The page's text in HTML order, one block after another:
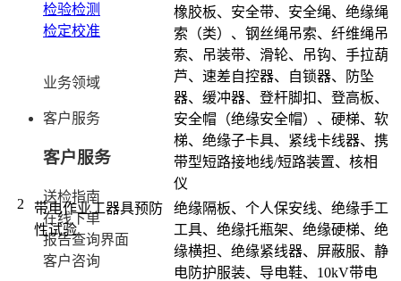
检验检测
检定校准
业务领域
客户服务
客户服务
送检指南
在线下单
报告查询界面
客户咨询
橡胶板、安全带、安全绳、绝缘绳
索（类）、钢丝绳吊索、纤维绳吊
索、吊装带、滑轮、吊钩、手拉葫
芦、速差自控器、自锁器、防坠
器、缓冲器、登杆脚扣、登高板、
安全帽（绝缘安全帽）、硬梯、软
梯、绝缘子卡具、紧线卡线器、携
带型短路接地线/短路装置、核相
仪
2
带电作业工器具预防
性试验
绝缘隔板、个人保安线、绝缘手工
工具、绝缘托瓶架、绝缘硬梯、绝
缘横担、绝缘紧线器、屏蔽服、静
电防护服装、导电鞋、10kV带电